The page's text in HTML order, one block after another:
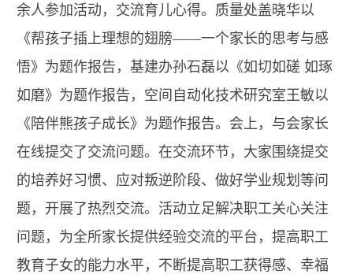
余人参加活动，交流育儿心得。质量处盖晓华以
《帮孩子插上理想的翅膀——一个家长的思考与感
悟》为题作报告，基建办孙石磊以《如切如磋 如琢
如磨》为题作报告，空间自动化技术研究室王敏以
《陪伴熊孩子成长》为题作报告。会上，与会家长
在线提交了交流问题。在交流环节，大家围绕提交
的培养好习惯、应对叛逆阶段、做好学业规划等问
题，开展了热烈交流。活动立足解决职工关心关注
问题，为全所家长提供经验交流的平台，提高职工
教育子女的能力水平，不断提高职工获得感、幸福